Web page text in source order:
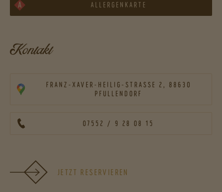
ALLERGENKARTE
Kontakt
FRANZ-XAVER-HEILIG-STRASSE 2, 88630 P
FULLENDORF
07552 / 9 28 08 15
JETZT RESERVIEREN